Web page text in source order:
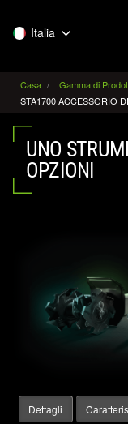
Italia
Casa Gamma di
STA1700 ACCESSORIO
UNO
OPZIONI
Dettagli